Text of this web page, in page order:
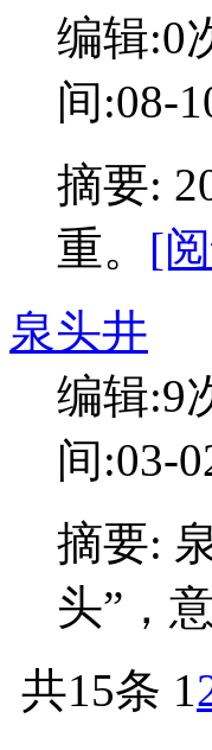
编辑:0
间:08-
摘要:
重。 [
泉头井
编辑:9
间:03-
摘要:
头”，
共15条 1